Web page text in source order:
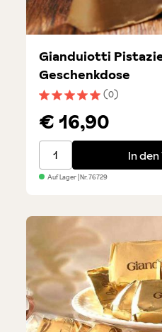
Durchschnittliche
(0)
Gianduiotti
Geschenkdose
€ 16,90
Gianduiotti Pistazie - in
In
Auf Lager| Nr.76729